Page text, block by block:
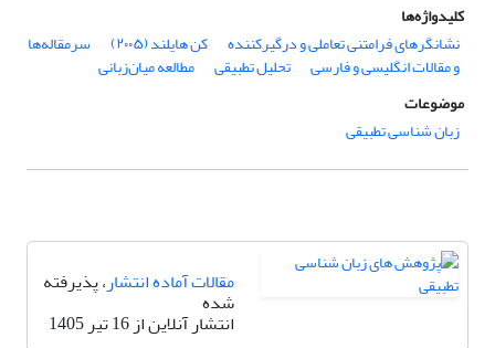
کلیدواژه‌ها
نشانگرهای فرامتنی تعاملی و درگیرکننده
کن هایلند (۲۰۰۵) سرمقاله‌ها
و مقالات انگلیسی و فارسی تحلیل تطبیقی
مطالعه میان‌زبانی
موضوعات
زبان شناسی تطبیقی
مقالات آماده انتشار، پذیرفته
شده
انتشار آنلاین از 16 تیر 1405